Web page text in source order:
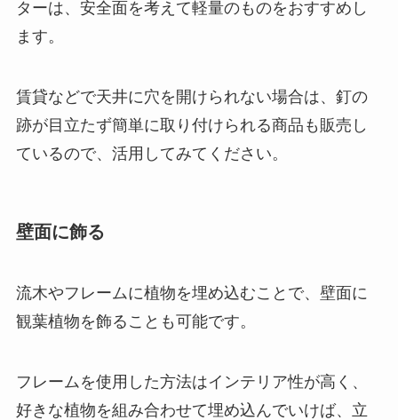
ターは、安全面を考えて軽量のものをおすすめし
ます。
賃貸などで天井に穴を開けられない場合は、釘の
跡が目立たず簡単に取り付けられる商品も販売し
ているので、活用してみてください。
壁面に飾る
流木やフレームに植物を埋め込むことで、壁面に
観葉植物を飾ることも可能です。
フレームを使用した方法はインテリア性が高く、
好きな植物を組み合わせて埋め込んでいけば、立